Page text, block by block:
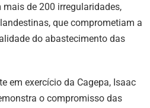
de 200 irregularidades,
que comprometiam a
do abastecimento das
em exercício da Cagepa, Isaac
o compromisso das